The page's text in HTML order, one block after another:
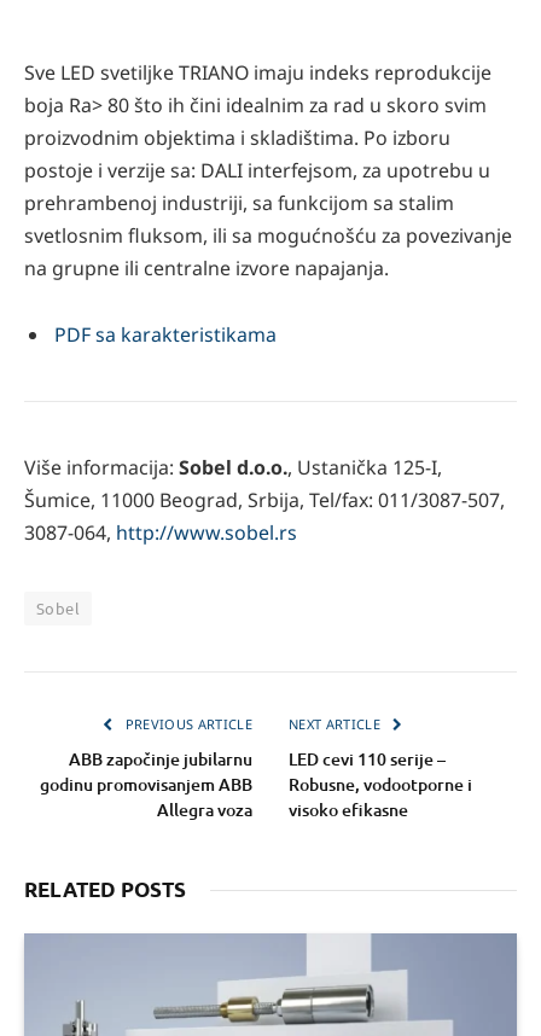
Sve LED svetiljke TRIANO imaju indeks reprodukcije
boja Ra> 80 što ih čini idealnim za rad u skoro svim
proizvodnim objektima i skladištima. Po izboru
postoje i verzije sa: DALI interfejsom, za upotrebu u
prehrambenoj industriji, sa funkcijom sa stalim
svetlosnim fluksom, ili sa mogućnošću za povezivanje
na grupne ili centralne izvore napajanja.
PDF sa karakteristikama
Više informacija: Sobel d.o.o., Ustanička 125-I,
Šumice, 11000 Beograd, Srbija, Tel/fax: 011/3087-507,
3087-064, http://www.sobel.rs
Sobel
PREVIOUS ARTICLE
ABB započinje jubilarnu
godinu promovisanjem ABB
Allegra voza
NEXT ARTICLE
LED cevi 110 serije –
Robusne, vodootporne i
visoko efikasne
RELATED POSTS